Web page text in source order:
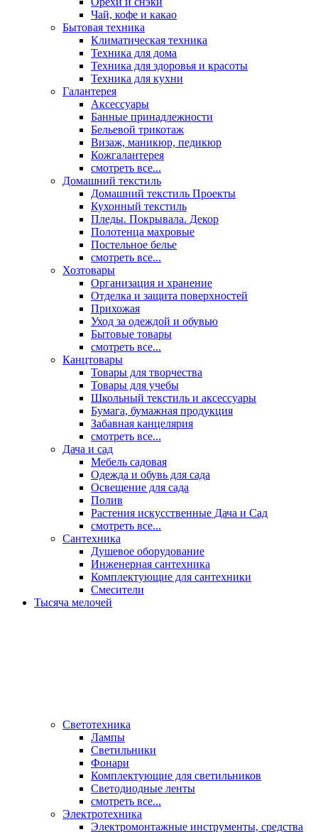
Чай, кофе и какао
Бытовая техника
Климатическая техника
Техника для дома
Техника для здоровья и красоты
Техника для кухни
Галантерея
Аксессуары
Банные принадлежности
Бельевой трикотаж
Визаж, маникюр, педикюр
Кожгалантерея
смотреть все...
Домашний текстиль
Домашний текстиль Проекты
Кухонный текстиль
Пледы. Покрывала. Декор
Полотенца махровые
Постельное белье
смотреть все...
Хозтовары
Организация и хранение
Отделка и защита поверхностей
Прихожая
Уход за одеждой и обувью
Бытовые товары
смотреть все...
Канцтовары
Товары для творчества
Товары для учебы
Школьный текстиль и аксессуары
Бумага, бумажная продукция
Забавная канцелярия
смотреть все...
Дача и сад
Мебель садовая
Одежда и обувь для сада
Освещение для сада
Полив
Растения искусственные Дача и Сад
смотреть все...
Сантехника
Душевое оборудование
Инженерная сантехника
Комплектующие для сантехники
Смесители
Тысяча мелочей
Светотехника
Лампы
Светильники
Фонари
Комплектующие для светильников
Светодиодные ленты
смотреть все...
Электротехника
Электромонтажные инструменты, средства